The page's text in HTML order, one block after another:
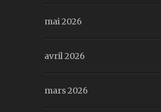
mai 2026
avril 2026
mars 2026